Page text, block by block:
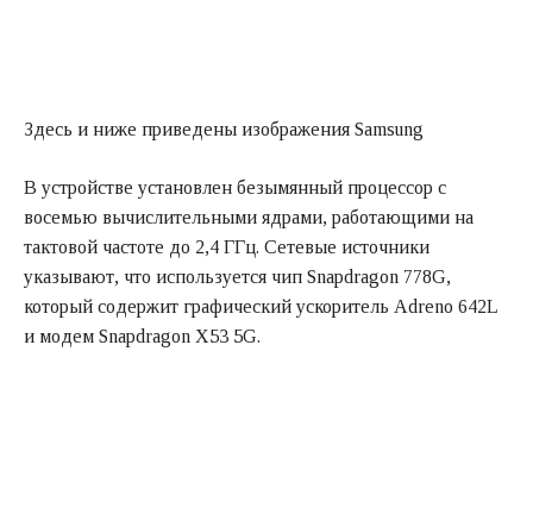
Здесь и ниже приведены изображения Samsung
В устройстве установлен безымянный процессор с
восемью вычислительными ядрами, работающими на
тактовой частоте до 2,4 ГГц. Сетевые источники
указывают, что используется чип Snapdragon 778G,
который содержит графический ускоритель Adreno 642L
и модем Snapdragon X53 5G.